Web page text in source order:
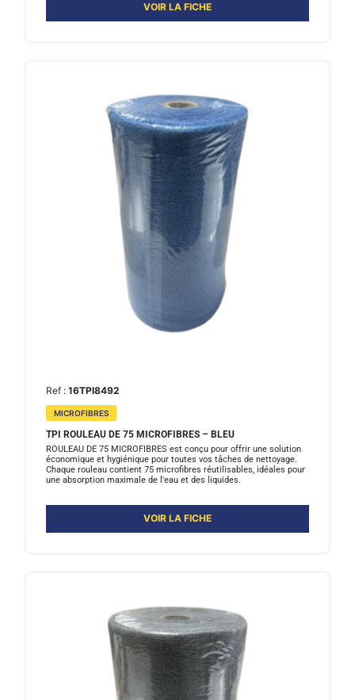
VOIR LA FICHE
Ref : 16TPI8492
MICROFIBRES
TPI ROULEAU DE 75 MICROFIBRES – BLEU
ROULEAU DE 75 MICROFIBRES est conçu pour offrir une solution
économique et hygiénique pour toutes vos tâches de nettoyage.
Chaque rouleau contient 75 microfibres réutilisables, idéales pour
une absorption maximale de l'eau et des liquides.
VOIR LA FICHE